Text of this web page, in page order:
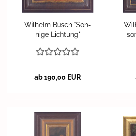
Wil­helm Busch "Son­
ni­ge Lich­tung"
ab 190,00 EUR